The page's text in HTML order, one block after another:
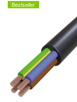
Bestseller